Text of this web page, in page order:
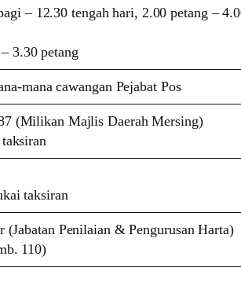
– 12.30 tengah hari, 2.00 petang –
3.30 petang
mana cawangan Pejabat Pos
(Milikan Majlis Daerah Mersing)
taksiran
(Jabatan Penilaian & Pengurusan Harta)
110)